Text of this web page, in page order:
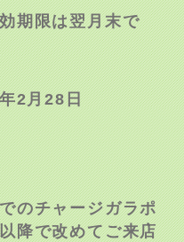
期限は翌月末で
2月28日
のチャージガラポ
降で改めてご来店